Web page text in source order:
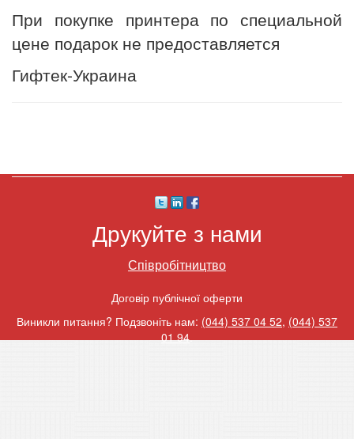
При покупке принтера по специальной
цене подарок не предоставляется
Гифтек-Украина
Друкуйте з нами
Співробітництво
Договір публічної оферти
Виникли питання? Подзвоніть нам: (044) 537 04 52, (044) 537
01 94.